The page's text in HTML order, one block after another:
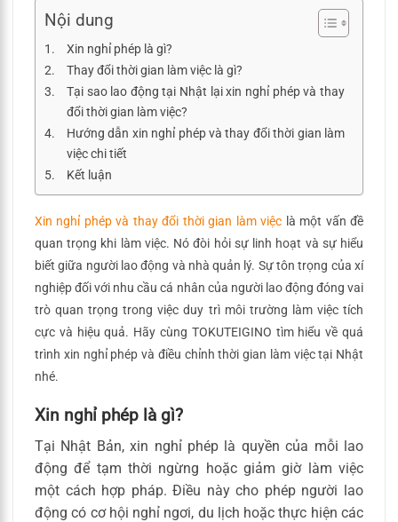
Nội dung
Xin nghỉ phép là gì?
Thay đổi thời gian làm việc là gì?
Tại sao lao động tại Nhật lại xin nghỉ phép và thay
đổi thời gian làm việc?
Hướng dẫn xin nghỉ phép và thay đổi thời gian làm
việc chi tiết
Kết luận
Xin nghỉ phép và thay đổi thời gian làm việc là một vấn đề
quan trọng khi làm việc. Nó đòi hỏi sự linh hoạt và sự hiểu
biết giữa người lao động và nhà quản lý. Sự tôn trọng của xí
nghiệp đối với nhu cầu cá nhân của người lao động đóng vai
trò quan trọng trong việc duy trì môi trường làm việc tích
cực và hiệu quả. Hãy cùng TOKUTEIGINO tìm hiểu về quá
trình xin nghỉ phép và điều chỉnh thời gian làm việc tại Nhật
nhé.
Xin nghỉ phép là gì?
Tại Nhật Bản, xin nghỉ phép là quyền của mỗi lao
động để tạm thời ngừng hoặc giảm giờ làm việc
một cách hợp pháp. Điều này cho phép người lao
động có cơ hội nghỉ ngơi, du lịch hoặc thực hiện các